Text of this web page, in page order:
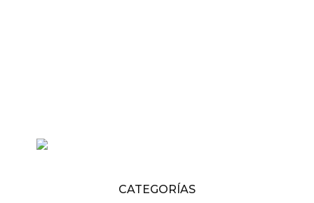
CATEGORÍAS